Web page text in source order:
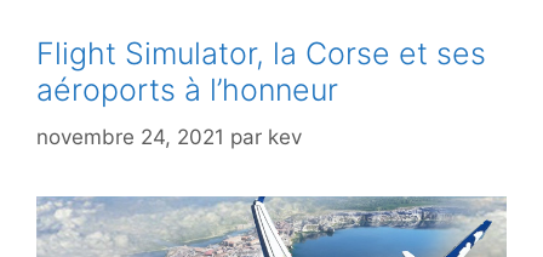
Flight Simulator, la Corse et ses
aéroports à l’honneur
novembre 24, 2021 par kev